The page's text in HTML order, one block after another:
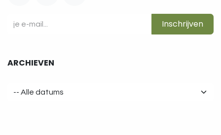
Inschrijven
ARCHIEVEN